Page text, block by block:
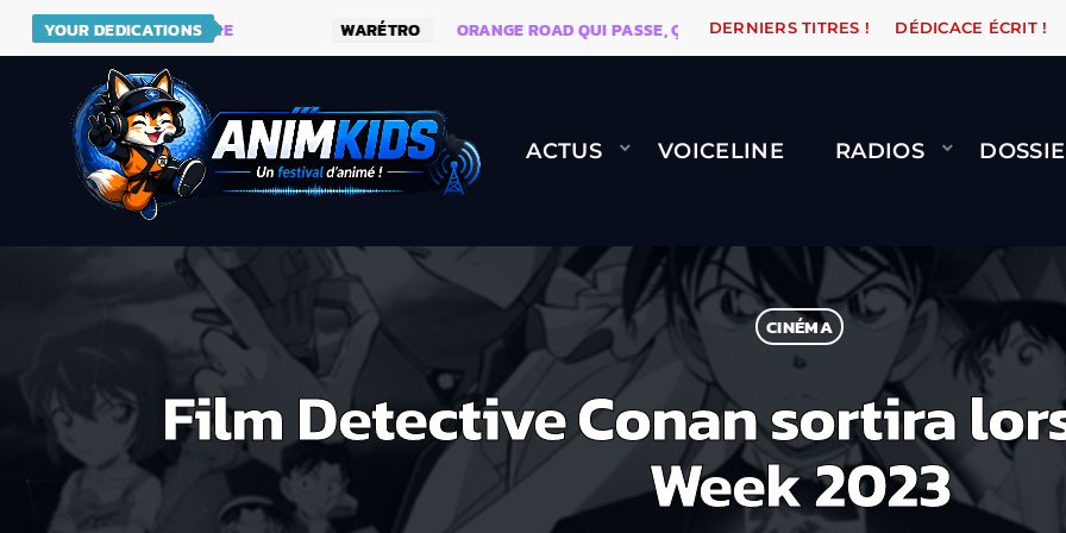
YOUR DEDICATIONS
SITE DE KIDSUNE WARÉTRO ORANGE ROAD QUI PASSE, ÇA LE FAIT ! NAMI BERNARD
DERNIERS TITRES ! DÉDICACE ÉCRIT !
ACTUS VOICELINE RADIOS
CINÉMA
Film Detective Conan sortira
Week 2023